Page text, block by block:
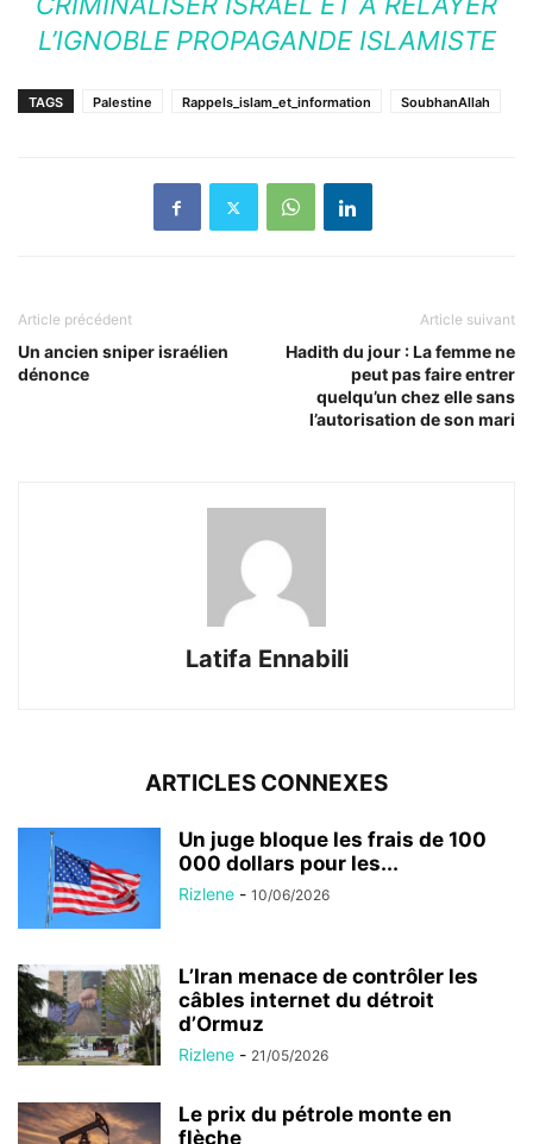
L’IGNOBLE PROPAGANDE ISLAMISTE
TAGS Palestine Rappels_islam_et_information SoubhanAllah
Article précédent
Un ancien sniper israélien
dénonce
Article suivant
Hadith du jour : La femme ne
peut pas faire entrer
quelqu’un chez elle sans
l’autorisation de son mari
Latifa Ennabili
ARTICLES CONNEXES
Un juge bloque les frais de 100
000 dollars pour les...
Rizlene - 10/06/2026
L’Iran menace de contrôler les
câbles internet du détroit
d’Ormuz
Rizlene - 21/05/2026
Le prix du pétrole monte en
flèche